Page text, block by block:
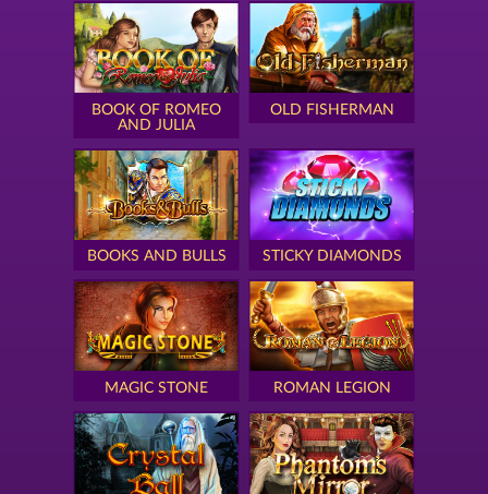
BOOK OF ROMEO
AND JULIA
OLD FISHERMAN
BOOKS AND BULLS STICKY DIAMONDS
MAGIC STONE ROMAN LEGION